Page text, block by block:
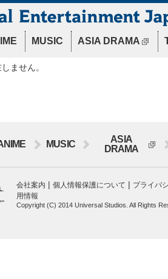
MUSIC ASIA DRAMA
ません。
MUSIC
ASIA
DRAMA
会社案内 | 個人情報保護について | プライバ
用情報
Copyright (C) 2014 Universal Studios. All Rights